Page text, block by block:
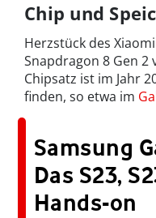
Chip und
Herzstück des
Snapdragon 8 Gen 2
Chipsatz ist im Jahr
finden, so etwa im
Samsung
Das S23,
Hands-on